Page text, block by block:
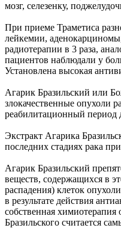
мозг, селезенку,
При приеме Траметиса
лейкемии,
радиотерапии в 3 раза,
пациентов наблюдали у
Установлена высокая
Агарик Бразильский или
злокачественные опухоли
реабилитационный период
Экстракт Агарика
последних стадиях рака
Агарик Бразильский
веществ, содержащихся в
распадения) клеток
в результате действия
собственная химиотерапия
Бразильского считается